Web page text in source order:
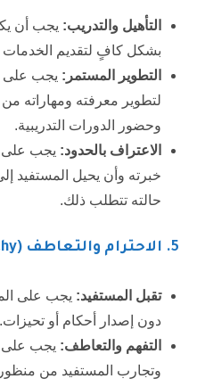
التأهيل والتدريب: يجب أن
بشكل كافٍ لتقديم الخدمات
التطوير المستمر: يجب على
لتطوير معرفته ومهاراته من
وحضور الدورات التدريبية.
الاعتراف بالحدود: يجب على
خبرته وأن يحيل المستفيد
حالته تتطلب ذلك.
5. الاحترام والتعاطف (Respect and Empathy):
تقبل المستفيد: يجب على
دون إصدار أحكام أو تحيزات.
التفهم والتعاطف: يجب على
وتجارب المستفيد من